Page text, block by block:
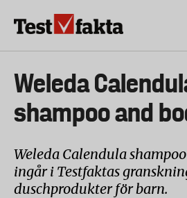
Huvudmeny
ny
Weleda
shampoo and
Weleda Calendula
ingår i Testfaktas
duschprodukter för barn.